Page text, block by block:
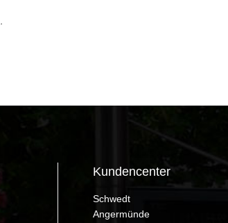
Kundencenter
Schwedt
Angermünde